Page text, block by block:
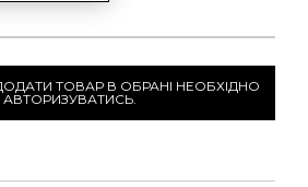
ТОВАР В ОБРАНІ НЕОБХІДНО
АВТОРИЗУВАТИСЬ.